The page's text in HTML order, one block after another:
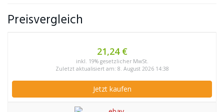
Preisvergleich
21,24 €
inkl. 19% gesetzlicher MwSt.
Zuletzt aktualisiert am: 8. August 2026 14:38
Jetzt kaufen